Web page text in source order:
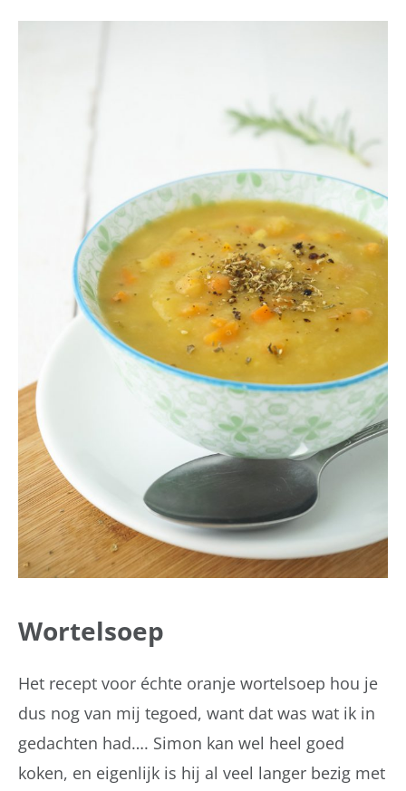
Wortelsoep
Het recept voor échte oranje wortelsoep hou je
dus nog van mij tegoed, want dat was wat ik in
gedachten had…. Simon kan wel heel goed
koken, en eigenlijk is hij al veel langer bezig met